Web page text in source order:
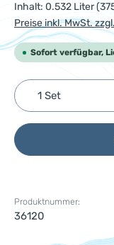
Inhalt: 0.532 Liter
Preise inkl. MwSt.
Sofort verfügbar,
Produkt
Produktnummer:
36120